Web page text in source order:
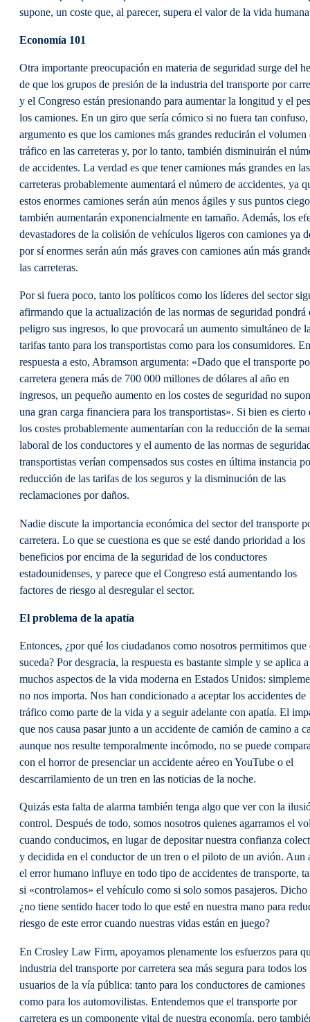
supone, un coste que, al parecer, supera el valor de la vida
Economía 101
Otra importante preocupación en materia de seguridad surge del
de que los grupos de presión de la industria del transporte por
y el Congreso están presionando para aumentar la longitud y el
los camiones. En un giro que sería cómico si no fuera tan
argumento es que los camiones más grandes reducirán el volumen
tráfico en las carreteras y, por lo tanto, también disminuirán el
de accidentes. La verdad es que tener camiones más grandes en las
carreteras probablemente aumentará el número de accidentes, ya
estos enormes camiones serán aún menos ágiles y sus puntos
también aumentarán exponencialmente en tamaño. Además, los
devastadores de la colisión de vehículos ligeros con camiones ya
por sí enormes serán aún más graves con camiones aún más
las carreteras.
Por si fuera poco, tanto los políticos como los líderes del sector
afirmando que la actualización de las normas de seguridad pondrá
peligro sus ingresos, lo que provocará un aumento simultáneo de
tarifas tanto para los transportistas como para los consumidores. En
respuesta a esto, Abramson argumenta: «Dado que el transporte
carretera genera más de 700 000 millones de dólares al año en
ingresos, un pequeño aumento en los costes de seguridad no
una gran carga financiera para los transportistas». Si bien es cierto
los costes probablemente aumentarían con la reducción de la
laboral de los conductores y el aumento de las normas de
transportistas verían compensados sus costes en última instancia
reducción de las tarifas de los seguros y la disminución de las
reclamaciones por daños.
Nadie discute la importancia económica del sector del transporte
carretera. Lo que se cuestiona es que se esté dando prioridad a los
beneficios por encima de la seguridad de los conductores
estadounidenses, y parece que el Congreso está aumentando los
factores de riesgo al desregular el sector.
El problema de la apatía
Entonces, ¿por qué los ciudadanos como nosotros permitimos que
suceda? Por desgracia, la respuesta es bastante simple y se aplica a
muchos aspectos de la vida moderna en Estados Unidos:
no nos importa. Nos han condicionado a aceptar los accidentes de
tráfico como parte de la vida y a seguir adelante con apatía. El
que nos causa pasar junto a un accidente de camión de camino a
aunque nos resulte temporalmente incómodo, no se puede
con el horror de presenciar un accidente aéreo en YouTube o el
descarrilamiento de un tren en las noticias de la noche.
Quizás esta falta de alarma también tenga algo que ver con la
control. Después de todo, somos nosotros quienes agarramos el
cuando conducimos, en lugar de depositar nuestra confianza
y decidida en el conductor de un tren o el piloto de un avión. Aun
el error humano influye en todo tipo de accidentes de transporte,
si «controlamos» el vehículo como si solo somos pasajeros. Dicho
¿no tiene sentido hacer todo lo que esté en nuestra mano para
riesgo de este error cuando nuestras vidas están en juego?
En Crosley Law Firm, apoyamos plenamente los esfuerzos para
industria del transporte por carretera sea más segura para todos los
usuarios de la vía pública: tanto para los conductores de camiones
como para los automovilistas. Entendemos que el transporte por
carretera es un componente vital de nuestra economía, pero